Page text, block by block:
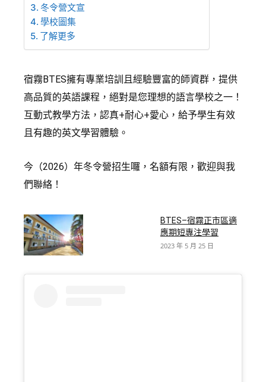
冬令營文宣
學校圖集
了解更多
宿霧BTES擁有專業培訓且經驗豐富的師資群，提供
高品質的英語課程，絕對是您理想的語言學校之一！
互動式教學方法，認真+耐心+愛心，給予學生有效
且有趣的英文學習體驗。
今（2026）年冬令營招生囉，名額有限，歡迎與我
們聯絡！
BTES–宿霧正市區適
應期短專注學習
2023 年 5 月 25 日